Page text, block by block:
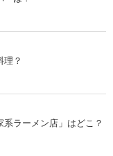
理？
ラーメン店」はどこ？